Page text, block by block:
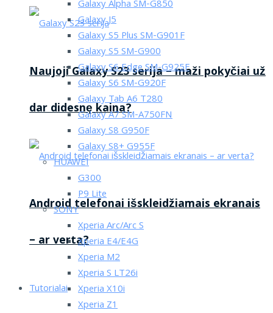
Naujoji Galaxy S23 serija – maži pokyčiai už
dar didesnę kaina?
Android telefonai išskleidžiamais ekranais
– ar verta?
Tutorialai
Galaxy Alpha SM-G850
Galaxy J5
Galaxy S5 Plus SM-G901F
Galaxy S5 SM-G900
Galaxy S6 Edge SM-G925F
Galaxy S6 SM-G920F
Galaxy Tab A6 T280
Galaxy A7 SM-A750FN
Galaxy S8 G950F
Galaxy S8+ G955F
HUAWEI
G300
P9 Lite
SONY
Xperia Arc/Arc S
Xperia E4/E4G
Xperia M2
Xperia S LT26i
Xperia X10i
Xperia Z1